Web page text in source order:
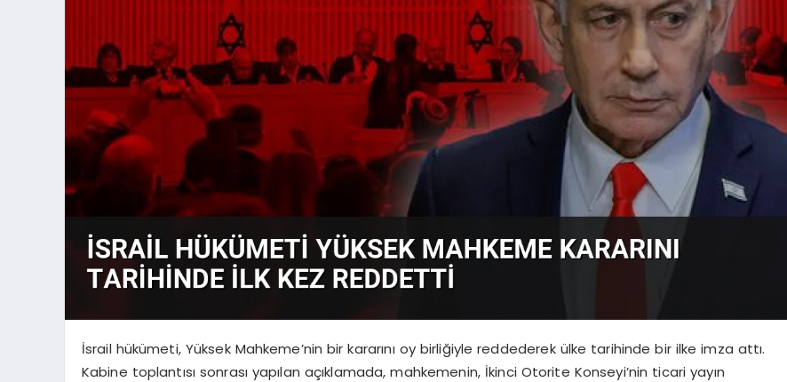
İsrail hükümeti, Yüksek Mahkeme’nin bir kararını oy birliğiyle reddederek ülke tarihinde bir ilke imza attı.
Kabine toplantısı sonrası yapılan açıklamada, mahkemenin, İkinci Otorite Konseyi’nin ticari yayın